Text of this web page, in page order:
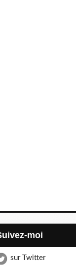
Suivez-moi
sur Twitter